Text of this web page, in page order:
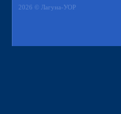
2026 © Лагуна-УОР